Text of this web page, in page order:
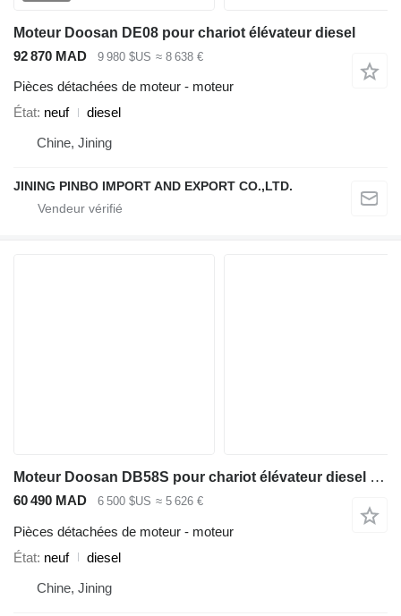
Moteur Doosan DE08 pour chariot élévateur diesel
92 870 MAD
9 980 $US ≈ 8 638 €
Pièces détachées de moteur - moteur
État neuf
diesel
Chine, Jining
JINING PINBO IMPORT AND EXPORT CO.,LTD.
Moteur Doosan DB58S pour chariot élévateur diesel Doosan D80S / D90S-5
60 490 MAD 6 500 $US ≈ 5 626 €
Pièces détachées de moteur - moteur
État neuf
diesel
Chine, Jining